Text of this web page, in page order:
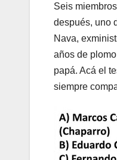
Seis
después, uno
Nava,
años de
papá. Acá el
siempre